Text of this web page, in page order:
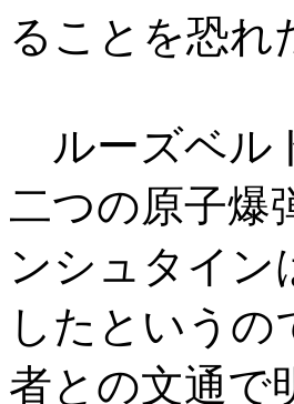
ることを恐れ
ルーズベル
二つの原子爆
ンシュタイン
したという
者との文通で